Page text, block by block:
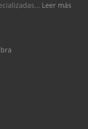
Leer más